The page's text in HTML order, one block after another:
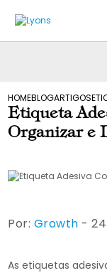
HOMEBLOGARTIGOS
Etiqueta
Organizar e
Por: Growth -
As etiquetas